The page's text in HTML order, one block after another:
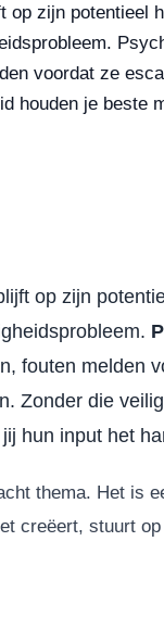
op zijn potentieel
voordat ze
houden je beste
op zijn
fouten melden
Zonder die
hun input het
thema. Het is
creëert, stuurt